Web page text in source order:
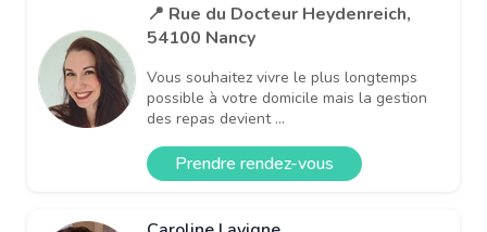
📍 Rue du Docteur Heydenreich,
54100 Nancy
Vous souhaitez vivre le plus longtemps
possible à votre domicile mais la gestion
des repas devient ...
Prendre rendez-vous